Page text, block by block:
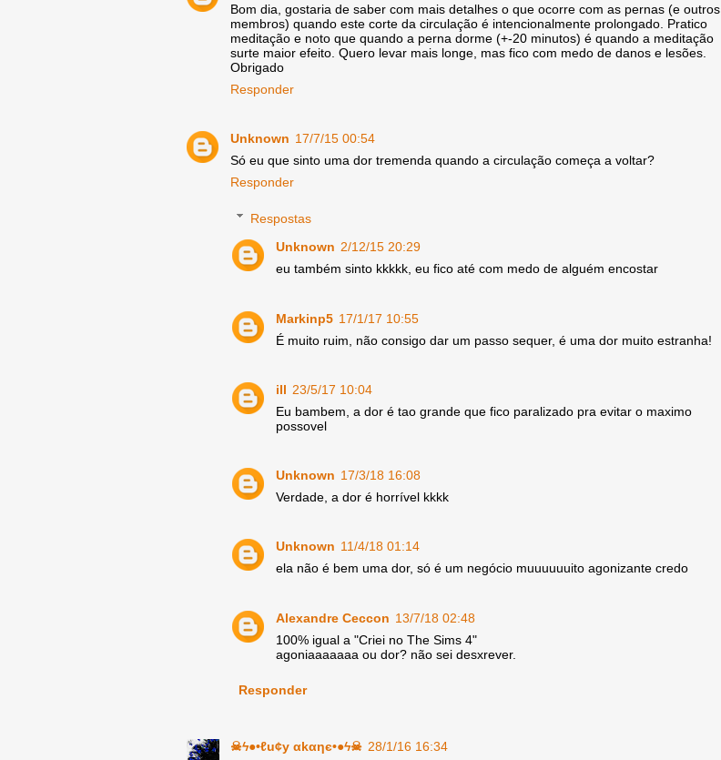
Bom dia, gostaria de saber com mais detalhes o que ocorre com as pernas (e outros
membros) quando este corte da circulação é intencionalmente prolongado. Pratico
meditação e noto que quando a perna dorme (+-20 minutos) é quando a meditação
surte maior efeito. Quero levar mais longe, mas fico com medo de danos e lesões.
Obrigado
Responder
Unknown 17/7/15 00:54
Só eu que sinto uma dor tremenda quando a circulação começa a voltar?
Responder
Respostas
Unknown 2/12/15 20:29
eu também sinto kkkkk, eu fico até com medo de alguém encostar
Markinp5 17/1/17 10:55
É muito ruim, não consigo dar um passo sequer, é uma dor muito estranha!
ill 23/5/17 10:04
Eu bambem, a dor é tao grande que fico paralizado pra evitar o maximo
possovel
Unknown 17/3/18 16:08
Verdade, a dor é horrível kkkk
Unknown 11/4/18 01:14
ela não é bem uma dor, só é um negócio muuuuuuito agonizante credo
Alexandre Ceccon 13/7/18 02:48
100% igual a "Criei no The Sims 4"
agoniaaaaaaa ou dor? não sei desxrever.
Responder
☠ϟ●•ℓu¢y αkαηє•●ϟ☠ 28/1/16 16:34